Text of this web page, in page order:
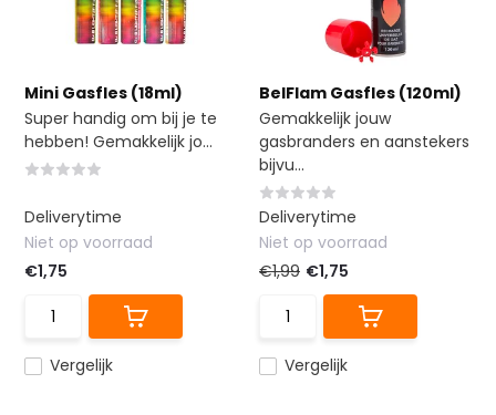
Mini Gasfles (18ml)
Super handig om bij je te
hebben! Gemakkelijk jo...
Vergelijk
Deliverytime
Niet op voorraad
€1,75
BelFlam Gasfles (120ml)
Gemakkelijk jouw
gasbranders en aanstekers
bijvu...
Vergelijk
Deliverytime
Niet op voorraad
€1,99 €1,75